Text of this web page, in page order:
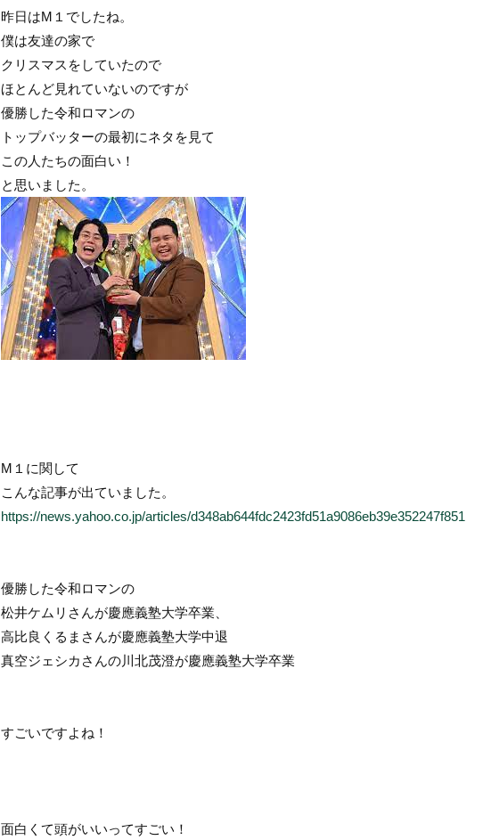
昨日はM１でしたね。
僕は友達の家で
クリスマスをしていたので
ほとんど見れていないのですが
優勝した令和ロマンの
トップバッターの最初にネタを見て
この人たちの面白い！
と思いました。
M１に関して
こんな記事が出ていました。
https://news.yahoo.co.jp/articles/d348ab644fdc2423fd51a9086eb39e352247f851
優勝した令和ロマンの
松井ケムリさんが慶應義塾大学卒業、
高比良くるまさんが慶應義塾大学中退
真空ジェシカさんの川北茂澄が慶應義塾大学卒業
すごいですよね！
面白くて頭がいいってすごい！